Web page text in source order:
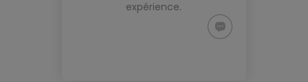
expérience.